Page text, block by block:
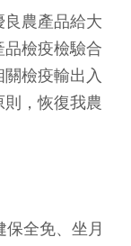
農產品給大
品檢疫檢驗合
檢疫輸出入
，恢復我農
全免、坐月